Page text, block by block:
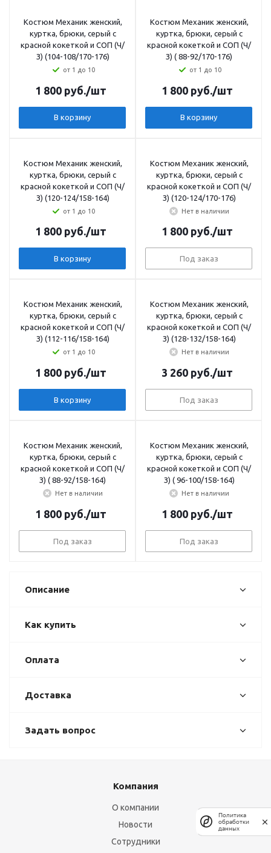
Костюм Механик женский,
куртка, брюки, серый с
красной кокеткой и СОП (Ч/
З) (104-108/170-176)
от 1 до 10
1 800руб./шт
В корзину
Костюм Механик женский,
куртка, брюки, серый с
красной кокеткой и СОП (Ч/
З) ( 88-92/170-176)
от 1 до 10
1 800руб./шт
В корзину
Костюм Механик женский,
куртка, брюки, серый с
красной кокеткой и СОП (Ч/
З) (120-124/158-164)
от 1 до 10
1 800руб./шт
В корзину
Костюм Механик женский,
куртка, брюки, серый с
красной кокеткой и СОП (Ч/
З) (120-124/170-176)
Нет в наличии
1 800руб./шт
Под заказ
Костюм Механик женский,
куртка, брюки, серый с
красной кокеткой и СОП (Ч/
З) (112-116/158-164)
от 1 до 10
1 800руб./шт
В корзину
Костюм Механик женский,
куртка, брюки, серый с
красной кокеткой и СОП (Ч/
З) (128-132/158-164)
Нет в наличии
3 260руб./шт
Под заказ
Костюм Механик женский,
куртка, брюки, серый с
красной кокеткой и СОП (Ч/
З) ( 88-92/158-164)
Нет в наличии
1 800руб./шт
Под заказ
Костюм Механик женский,
куртка, брюки, серый с
красной кокеткой и СОП (Ч/
З) ( 96-100/158-164)
Нет в наличии
1 800руб./шт
Под заказ
Описание
Как купить
Оплата
Доставка
Задать вопрос
Компания
О компании
Новости
Сотрудники
Политика
обработки
данных